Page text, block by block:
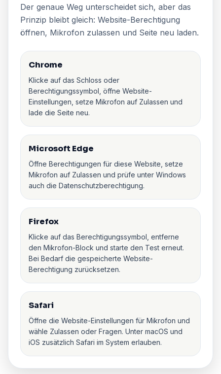
Der genaue Weg unterscheidet sich, aber das
Prinzip bleibt gleich: Website-Berechtigung
öffnen, Mikrofon zulassen und Seite neu laden.
Chrome
Klicke auf das Schloss oder
Berechtigungssymbol, öffne Website-
Einstellungen, setze Mikrofon auf Zulassen und
lade die Seite neu.
Microsoft Edge
Öffne Berechtigungen für diese Website, setze
Mikrofon auf Zulassen und prüfe unter Windows
auch die Datenschutzberechtigung.
Firefox
Klicke auf das Berechtigungssymbol, entferne
den Mikrofon-Block und starte den Test erneut.
Bei Bedarf die gespeicherte Website-
Berechtigung zurücksetzen.
Safari
Öffne die Website-Einstellungen für Mikrofon und
wähle Zulassen oder Fragen. Unter macOS und
iOS zusätzlich Safari im System erlauben.